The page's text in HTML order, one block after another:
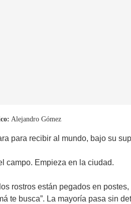
para recibir al mundo, bajo su
campo. Empieza en la ciudad.
los rostros están pegados en
te busca”. La mayoría pasa sin